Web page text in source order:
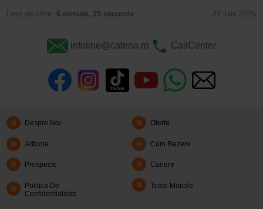
Timp de citire: 6 minute, 15 secunde 24 iulie 2026
infoline@catena.ro CallCenter
Despre Noi Oferte
Articole Cum Rezerv
Prospecte Cariere
Politica De
Confidentialitate
Toate Marcile